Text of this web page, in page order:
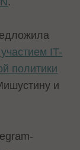
IT-
политики
и